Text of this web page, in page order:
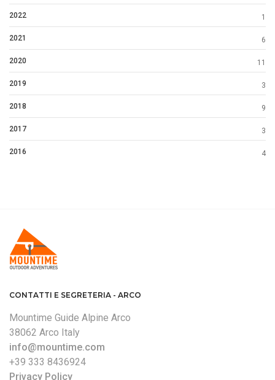
2022 1
2021 6
2020 11
2019 3
2018 9
2017 3
2016 4
CONTATTI E SEGRETERIA - ARCO
Mountime Guide Alpine Arco
38062 Arco Italy
info@mountime.com
+39 333 8436924
Privacy Policy